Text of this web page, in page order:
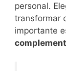
personal.
transformar
importante